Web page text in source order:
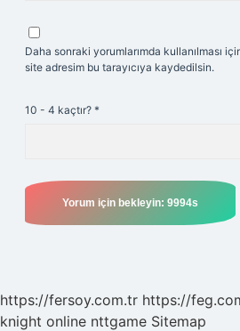
Daha sonraki yorumlarımda kullanılması
site adresim bu tarayıcıya kaydedilsin.
10 - 4 kaçtır? *
https://fersoy.com.tr https://
knight online nttgame Sitemap